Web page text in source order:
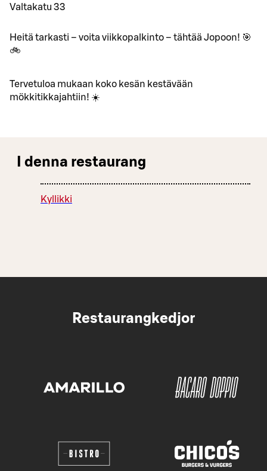
Valtakatu 33
Heitä tarkasti – voita viikkopalkinto – tähtää Jopoon! 🎯
🚲
Tervetuloa mukaan koko kesän kestävään
mökkitikkajahtiin! ☀️
I denna restaurang
Kyllikki
Restaurangkedjor